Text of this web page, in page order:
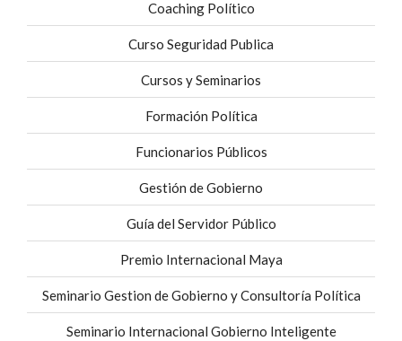
Coaching Político
Curso Seguridad Publica
Cursos y Seminarios
Formación Política
Funcionarios Públicos
Gestión de Gobierno
Guía del Servidor Público
Premio Internacional Maya
Seminario Gestion de Gobierno y Consultoría Política
Seminario Internacional Gobierno Inteligente